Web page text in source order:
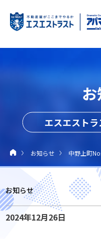
エスエスト
お知らせ 中野上町
お知らせ
2024年12月26日